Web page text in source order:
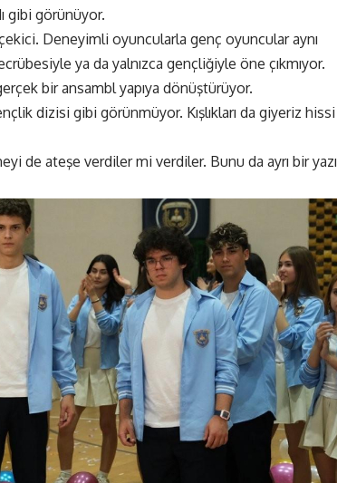
gibi görünüyor.
Deneyimli oyuncularla genç oyuncular aynı
ya da yalnızca gençliğiyle öne çıkmıyor.
bir ansambl yapıya dönüştürüyor.
dizisi gibi görünmüyor. Kışlıkları da giyeriz hissi
de ateşe verdiler mi verdiler. Bunu da ayrı bir yazı